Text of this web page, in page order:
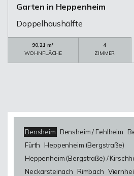
Garten in Heppenheim
Doppelhaushälfte
90,21 m²
WOHNFLÄCHE
4
ZIMMER
Bensheim Bensheim / Fehlheim
Fürth
Heppenheim (Bergstraße)
Heppenheim (Bergstraße) /
Neckarsteinach
Rimbach